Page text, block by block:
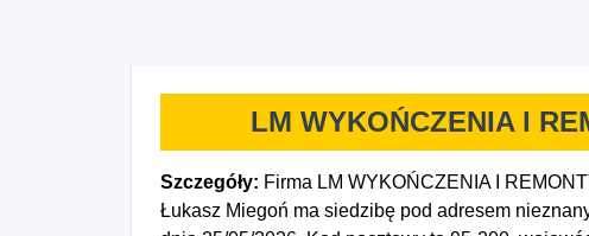
LM WYKOŃCZENIA I
Szczegóły: Firma LM WYKOŃCZENIA I
Łukasz Miegoń ma siedzibę pod adresem